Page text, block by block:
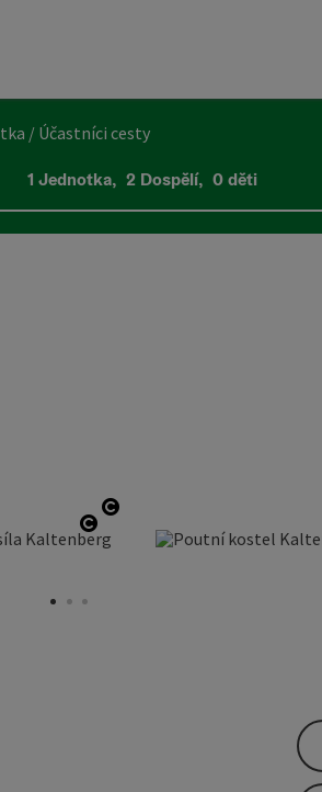
Jednotka / Účastníci cesty
jednotek a polí pro osoby
1 Jednotka, 2 Dospělí, 0 děti
otevřít copyright
otevřít copyright